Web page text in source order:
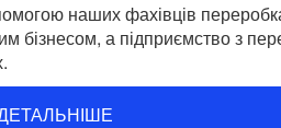
наших фахівців
бізнесом, а підприємство з